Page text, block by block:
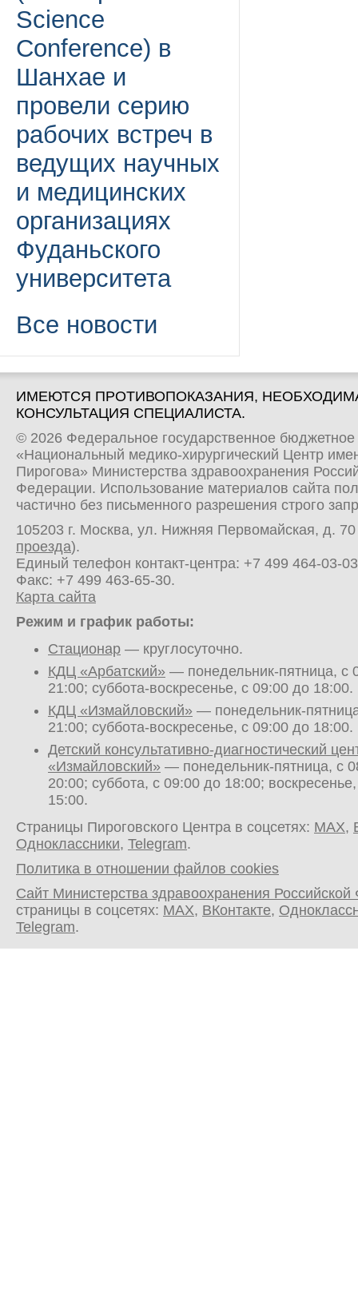
Science
Conference) в
Шанхае и
провели серию
рабочих встреч в
ведущих научных
и медицинских
организациях
Фуданьского
университета
Все новости
ИМЕЮТСЯ ПРОТИВОПОКАЗАНИЯ,
КОНСУЛЬТАЦИЯ СПЕЦИАЛИСТА.
© 2026 Федеральное государственное
«Национальный медико-хирургический Центр
Пирогова» Министерства здравоохранения
Федерации. Использование материалов сайта
частично без письменного разрешения строго
105203 г. Москва, ул. Нижняя Первомайская, д.
проезда).
Единый телефон контакт-центра: +7 499 464-03-03
Факс: +7 499 463-65-30.
Карта сайта
Режим и график работы:
Стационар — круглосуточно.
КДЦ «Арбатский» — понедельник-пятница, с
21:00; суббота-воскресенье, с 09:00 до 18:00.
КДЦ «Измайловский» — понедельник-
21:00; суббота-воскресенье, с 09:00 до 18:00.
Детский консультативно-диагностический
«Измайловский» — понедельник-пятница, с
20:00; суббота, с 09:00 до 18:00;
15:00.
Страницы Пироговского Центра в соцсетях: MAX,
Одноклассники, Telegram.
Политика в отношении файлов cookies
Сайт Министерства здравоохранения
страницы в соцсетях: MAX, ВКонтакте,
Telegram.